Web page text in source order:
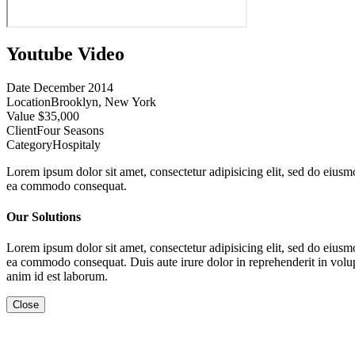
Youtube Video
Date December 2014
LocationBrooklyn, New York
Value $35,000
ClientFour Seasons
CategoryHospitaly
Lorem ipsum dolor sit amet, consectetur adipisicing elit, sed do
ea commodo consequat.
Our Solutions
Lorem ipsum dolor sit amet, consectetur adipisicing elit, sed do
ea commodo consequat. Duis aute irure dolor in reprehenderit in
anim id est laborum.
Close